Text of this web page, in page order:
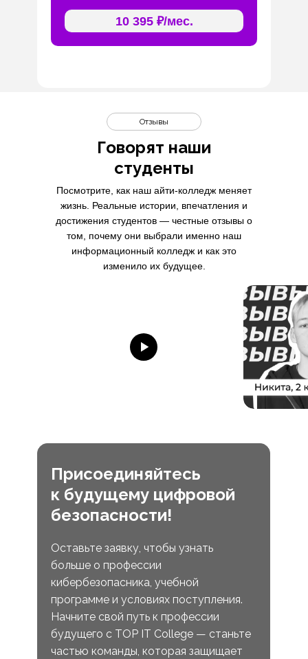
10 395 ₽/мес.
Говорят наши
студенты
Отзывы
Посмотрите, как наш айти-колледж меняет
жизнь. Реальные истории, впечатления и
достижения студентов — честные отзывы о
том, почему они выбрали именно наш
информационный колледж и как это
изменило их будущее.
Присоединяйтесь
к будущему цифровой
безопасности!
Оставьте заявку, чтобы узнать
больше о профессии
кибербезопасника, учебной
программе и условиях поступления.
Начните свой путь к профессии
будущего с TOP IT College — станьте
частью команды, которая защищает